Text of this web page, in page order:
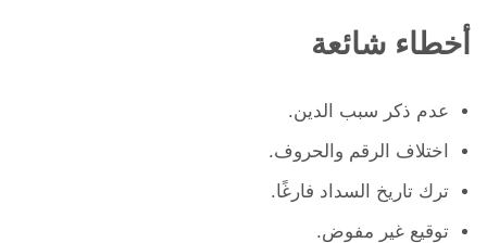
أخطاء شائعة
عدم ذكر سبب الدين.
اختلاف الرقم والحروف.
ترك تاريخ السداد فارغًا.
توقيع غير مفوض.